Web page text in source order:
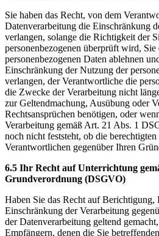
Sie haben das Recht, von dem
Datenverarbeitung die Einschränkung
verlangen, solange die Richtigkeit der
personenbezogenen überprüft wird,
personenbezogenen Daten ablehnen
Einschränkung der Nutzung der
verlangen, der Verantwortliche die
die Zwecke der Verarbeitung nicht
zur Geltendmachung, Ausübung oder
Rechtsansprüchen benötigen, oder
Verarbeitung gemäß Art. 21 Abs. 1
noch nicht feststeht, ob die berechtigten
Verantwortlichen gegenüber Ihren
6.5 Ihr Recht auf Unterrichtung
Grundverordnung (DSGVO)
Haben Sie das Recht auf Berichtigung,
Einschränkung der Verarbeitung
der Datenverarbeitung geltend
Empfängern, denen die Sie